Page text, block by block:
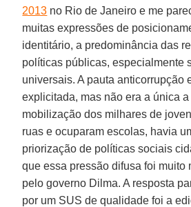
2013 no Rio de Janeiro e me
muitas expressões de
identitário, a predominância das
políticas públicas, especialmente
universais. A pauta anticorrupção
explicitada, mas não era a única
mobilização dos milhares de
ruas e ocuparam escolas, havia
priorização de políticas sociais
que essa pressão difusa foi muito
pelo governo Dilma. A resposta
por um SUS de qualidade foi a